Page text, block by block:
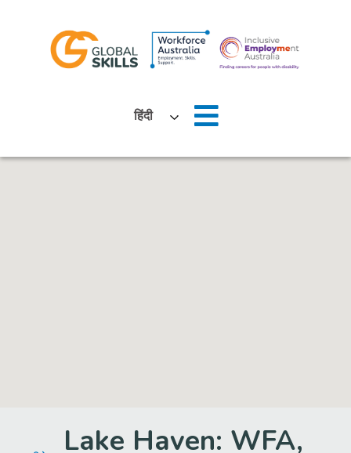
हिंदी
घर
Lake Haven: WFA,